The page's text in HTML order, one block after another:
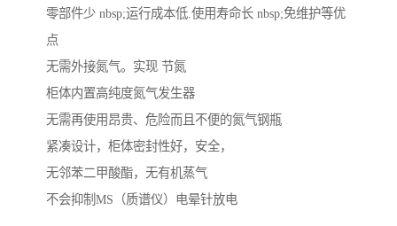
零部件少 nbsp;运行成本低.使用寿命长 nbsp;免维护等优
点
无需外接氮气。实现 节氮
柜体内置高纯度氮气发生器
无需再使用昂贵、危险而且不便的氮气钢瓶
紧凑设计，柜体密封性好，安全，
无邻苯二甲酸酯，无有机蒸气
不会抑制MS（质谱仪）电晕针放电